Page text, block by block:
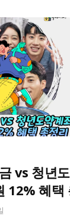
vs 청년
12% 혜택